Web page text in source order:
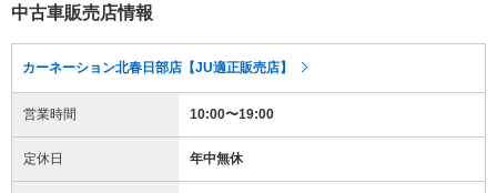
中古車販売店情報
カーネーション北春日部店【JU適正販売店】
営業時間 10:00〜19:00
定休日 年中無休